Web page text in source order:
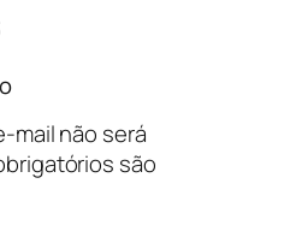
mail não será
são